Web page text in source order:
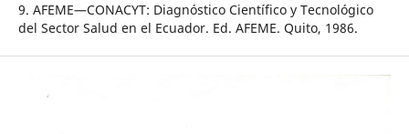
9. AFEME—CONACYT: Diagnóstico Científico y Tecnológico
del Sector Salud en el Ecuador. Ed. AFEME. Quito, 1986.